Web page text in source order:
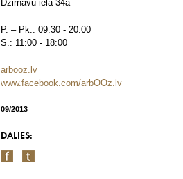
Dzirnavu iela 34a
P. – Pk.: 09:30 - 20:00
S.: 11:00 - 18:00
arbooz.lv
www.facebook.com/arbOOz.lv
09/2013
DALIES: